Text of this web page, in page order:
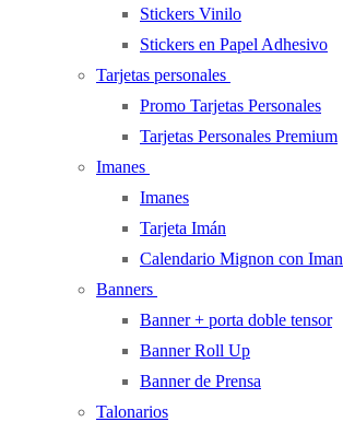
Stickers Vinilo
Stickers en Papel Adhesivo
Tarjetas personales
Promo Tarjetas Personales
Tarjetas Personales Premium
Imanes
Imanes
Tarjeta Imán
Calendario Mignon con Iman
Banners
Banner + porta doble tensor
Banner Roll Up
Banner de Prensa
Talonarios